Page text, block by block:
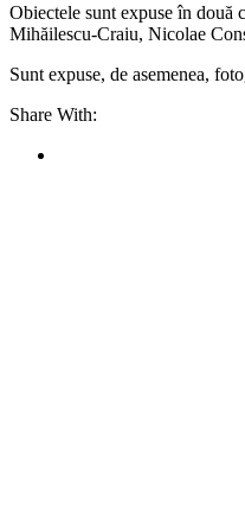
Obiectele sunt expuse în două
Mihăilescu-Craiu, Nicolae
Sunt expuse, de asemenea,
Share With: